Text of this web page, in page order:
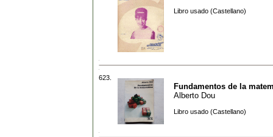
Libro usado (Castellano)
623.
Fundamentos de la
Alberto Dou
Libro usado (Castellano)